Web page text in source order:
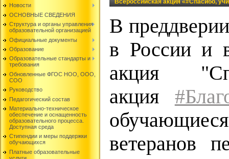
Новости
ОСНОВНЫЕ СВЕДЕНИЯ
Структура и органы управления
образовательной организацией
Официальные документы
Образование
Образовательные стандарты и
требования
Обновленные ФГОС НОО, ООО,
СОО
Руководство
Педагогический состав
Материально-техническое
обеспечение и оснащенность
образовательного процесса.
Доступная среда
Стипендии и меры поддержки
обучающихся
Платные образовательные
В
в России и
акция
акция
ветеранов